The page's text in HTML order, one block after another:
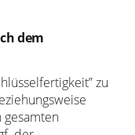
dem
zu
gesamten